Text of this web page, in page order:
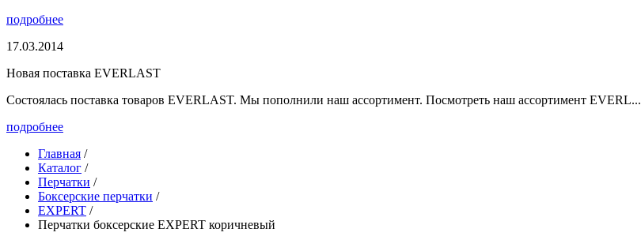
подробнее
17.03.2014
Новая поставка EVERLAST
Состоялась поставка товаров EVERLAST. Мы пополнили наш ассортимент. Посмотреть наш ассортимент EVERL...
подробнее
Главная /
Каталог /
Перчатки /
Боксерские перчатки /
EXPERT /
Перчатки боксерские EXPERT коричневый